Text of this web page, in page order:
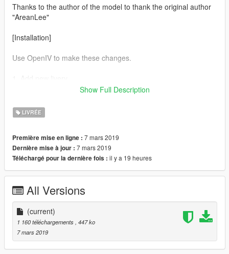
Thanks to the author of the model to thank the original author
"AreanLee"
[Installation]
Use OpenIV to make these changes.
update\x64\dlcpacks\993rwb\dlc.rpf\x64\vehicles.rpf\993rwb.ytd
Drag the "livery" folder map into 993rwb.ytd
.....Complete！
Show Full Description
LIVRÉE
Première mise en ligne : 7 mars 2019
Dernière mise à jour : 7 mars 2019
Téléchargé pour la dernière fois : il y a 19 heures
All Versions
(current)
1 160 téléchargements , 447 ko
7 mars 2019